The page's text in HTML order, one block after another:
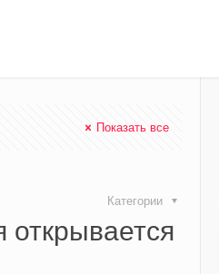
Показать все
Категории
открывается